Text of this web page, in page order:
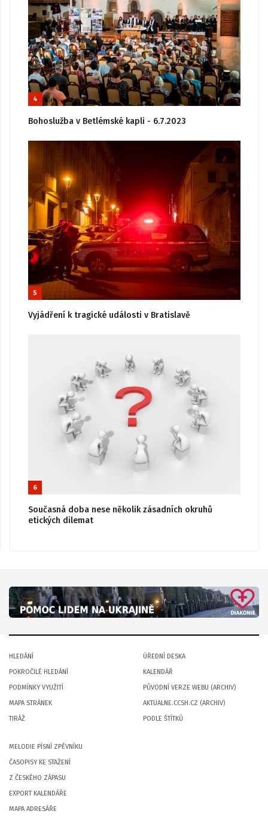
4
Bohoslužba v Betlémské kapli - 6.7.2023
5
Vyjádření k tragické události v Bratislavě
6
Současná doba nese několik zásadních okruhů
etických dilemat
HLEDÁNÍ
POKROČILÉ HLEDÁNÍ
PODMÍNKY VYUŽITÍ
MAPA STRÁNEK
TIRÁŽ
ÚŘEDNÍ DESKA
KALENDÁŘ
PŮVODNÍ VERZE WEBU (ARCHIV)
AKTUALNE.CCSH.CZ (ARCHIV)
PODLE ŠTÍTKŮ
MELODIE PÍSNÍ ZPĚVNÍKU
ČASOPISY KE STAŽENÍ
Z ČESKÉHO ZÁPASU
EXPORT KALENDÁŘE
MAPA ADRESÁŘE